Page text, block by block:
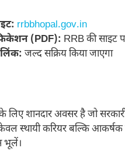
rrbbhopal.gov.in
(PDF): RRB की साइट
जल्द सक्रिय किया जाएगा
शानदार अवसर है जो
स्थायी करियर बल्कि आकर्षक
भूलें।